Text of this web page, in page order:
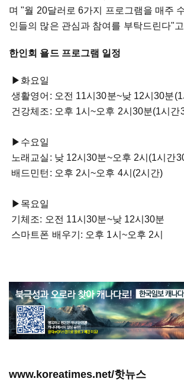
며 "월 20달러로 6가지 프로그램을 매주
인들의 많은 관심과 참여를 부탁드린다"
한인회 욜드 프로그램 일정
▶화요일
생활영어: 오전 11시30분~낮 12시30분
건강체조: 오후 1시~오후 2시30분(1시간
▶수요일
노래교실: 낮 12시30분~오후 2시(1시간
배드민턴: 오후 2시~오후 4시(2시간)
▶목요일
기체조: 오전 11시30분~낮 12시30분
스마트폰 배우기: 오후 1시~오후 2시
www.koreatimes.net/핫뉴스